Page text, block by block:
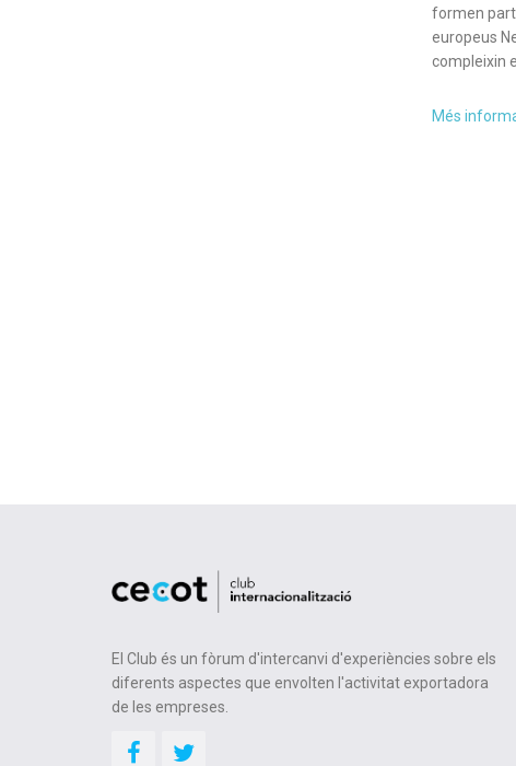
formen part
europeus
compleixin
Més
El Club és un fòrum d'intercanvi d'experiències sobre els
diferents aspectes que envolten l'activitat exportadora
de les empreses.